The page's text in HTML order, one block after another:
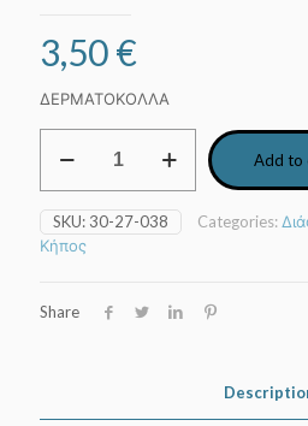
3,50€
ΔΕΡΜΑΤΟΚΟΛΛΑ
σωληνάριο
ML
DEN
BRAVEN
Add to
SKU: 30-27-038 Categories:
Κήπος
Share